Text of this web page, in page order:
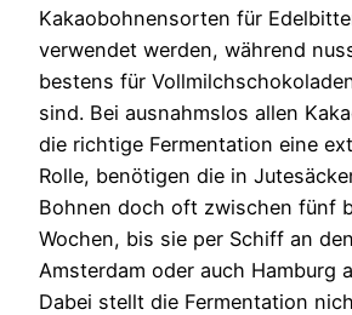
Kakaobohnensorten für
verwendet werden, während
bestens für
sind. Bei ausnahmslos allen
die richtige Fermentation eine
Rolle, benötigen die in
Bohnen doch oft zwischen fünf
Wochen, bis sie per Schiff an
Amsterdam oder auch Hamburg
Dabei stellt die Fermentation